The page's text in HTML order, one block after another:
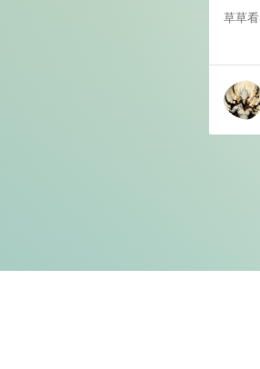
草草